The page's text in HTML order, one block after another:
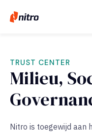
TRUST CENTER
Milieu,
Nitro is toegewijd aan